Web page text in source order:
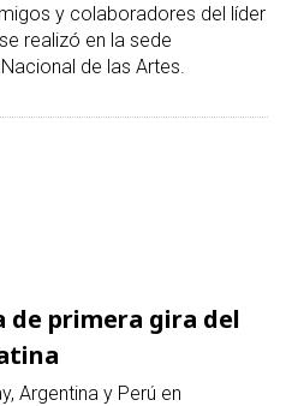
y colaboradores del líder
realizó en la sede
de las Artes.
de primera gira del
Argentina y Perú en